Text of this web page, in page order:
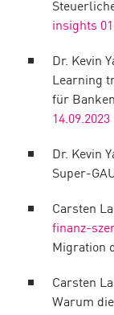
insights
Dr. Kevin
Learning
für
14.09.2023
Dr. Kevin
Super-
Carsten
finanz-
Migration
Carsten
Warum